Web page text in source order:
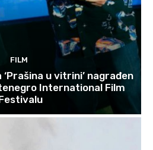
FILM
‘Prašina u vitrini’ nagrađen
International Film